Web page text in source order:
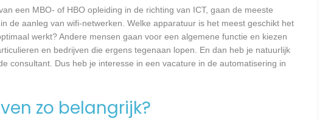
een MBO- of HBO opleiding in de richting van ICT, gaan de meeste
de aanleg van wifi-netwerken. Welke apparatuur is het meest geschikt het
werkt? Andere mensen gaan voor een algemene functie en kiezen
en bedrijven die ergens tegenaan lopen. En dan heb je natuurlijk
consultant. Dus heb je interesse in een vacature in de automatisering in
zo belangrijk?